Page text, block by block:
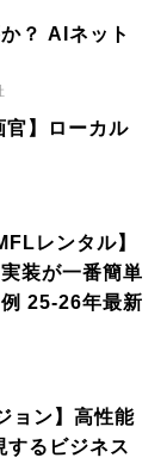
？ AIネット
官】ローカル
レンタル】
装が一番簡単
25-26年最新
ョン】高性能
するビジネス